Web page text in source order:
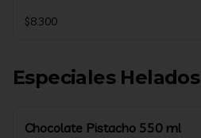
$8.300
Especiales Helados
Chocolate Pistacho 550 ml